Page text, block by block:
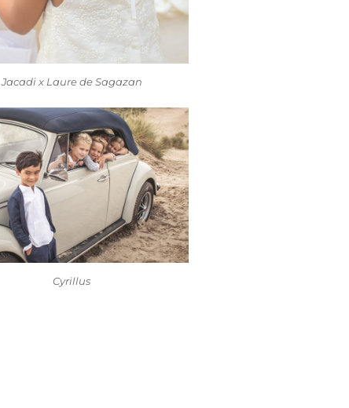
Jacadi x Laure de Sagazan
Cyrillus